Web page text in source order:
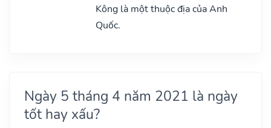
Kông là một thuộc địa của Anh
Quốc.
Ngày 5 tháng 4 năm 2021 là ngày
tốt hay xấu?